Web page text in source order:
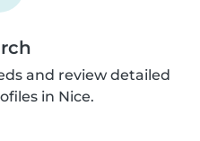
and review detailed
in Nice.